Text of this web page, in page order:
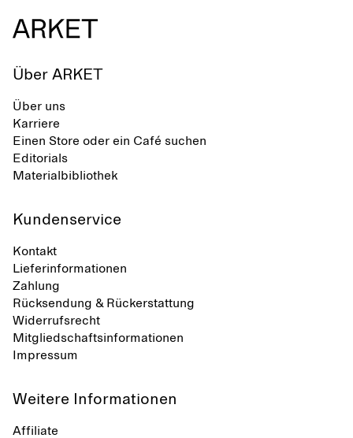
Über ARKET
Über uns
Karriere
Einen Store oder ein Café suchen
Editorials
Materialbibliothek
Kundenservice
Kontakt
Lieferinformationen
Zahlung
Rücksendung & Rückerstattung
Widerrufsrecht
Mitgliedschaftsinformationen
Impressum
Weitere Informationen
Affiliate